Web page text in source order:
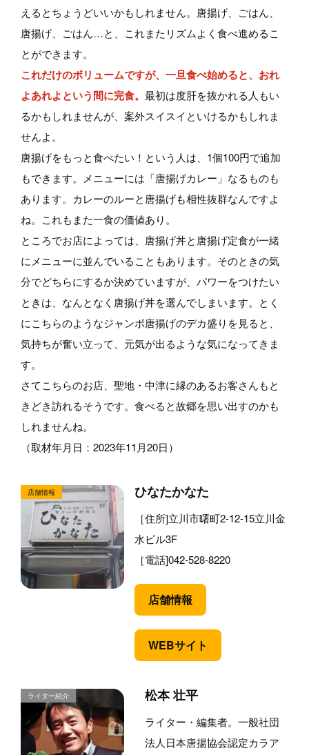
えるとちょうどいいかもしれません。唐揚げ、ごはん、
唐揚げ、ごはん…と、これまたリズムよく食べ進めるこ
とができます。
これだけのボリュームですが、一旦食べ始めると、おれ
よあれよという間に完食。 最初は度肝を抜かれる人もい
るかもしれませんが、案外スイスイといけるかもしれま
せんよ。
唐揚げをもっと食べたい！という人は、1個100円で追加
もできます。メニューには「唐揚げカレー」なるものも
あります。カレーのルーと唐揚げも相性抜群なんですよ
ね。これもまた一食の価値あり。
ところでお店によっては、唐揚げ丼と唐揚げ定食が一緒
にメニューに並んでいることもあります。そのときの気
分でどちらにするか決めていますが、パワーをつけたい
ときは、なんとなく唐揚げ丼を選んでしまいます。とく
にこちらのようなジャンボ唐揚げのデカ盛りを見ると、
気持ちが奮い立って、元気が出るような気になってきま
す。
さてこちらのお店、聖地・中津に縁のあるお客さんもと
きどき訪れるそうです。食べると故郷を思い出すのかも
しれませんね。
（取材年月日：2023年11月20日）
ひなたかなた
［住所]立川市曙町2-12-15立川金
水ビル3F
［電話]042-528-8220
店舗情報
WEBサイト
松本 壮平
ライター・編集者。一般社団
法人日本唐揚協会認定カラア